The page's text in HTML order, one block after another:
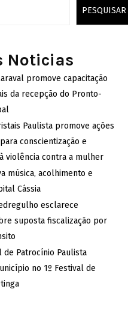
PESQUISAR
Noticias
promove capacitação
da recepção do Pronto-
Paulista promove ações
conscientização e
violência contra a mulher
música, acolhimento e
Cássia
esclarece
suposta fiscalização por
de Patrocínio Paulista
no 1º Festival de